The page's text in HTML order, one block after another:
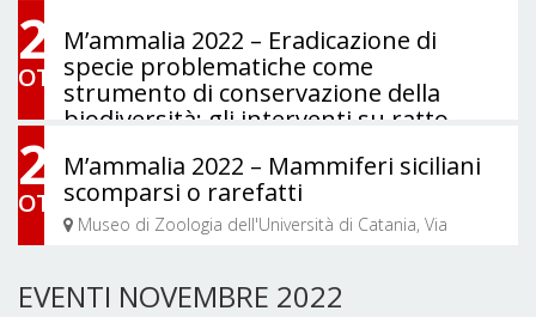
24
OTT
M’ammalia 2022 – Eradicazione di
specie problematiche come
strumento di conservazione della
biodiversità: gli interventi su ratto
selvatico (Oryctolagus cuniculus) nella
RNO Isola delle Femmine (PA)
Museo di Zoologia dell'Università di Catania, Via
28
OTT
M’ammalia 2022 – Mammiferi siciliani
scomparsi o rarefatti
Museo di Zoologia dell'Università di Catania, Via
EVENTI NOVEMBRE 2022